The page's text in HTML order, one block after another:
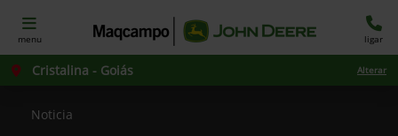
menu ligar
Cristalina - Goiás Alterar
Noticia